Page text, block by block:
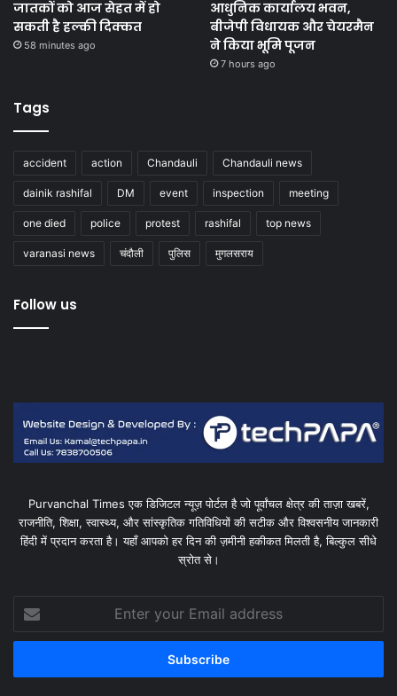
जातकों को आज सेहत में हो
सकती है हल्की दिक्कत
58 minutes ago
आधुनिक कार्यालय भवन,
बीजेपी विधायक और चेयरमैन
ने किया भूमि पूजन
7 hours ago
Tags
accident action Chandauli Chandauli news
dainik rashifal DM event inspection meeting
one died police protest rashifal top news
varanasi news चंदौली पुलिस मुगलसराय
Follow us
Purvanchal Times एक डिजिटल न्यूज़ पोर्टल है जो पूर्वांचल क्षेत्र की ताज़ा खबरें,
राजनीति, शिक्षा, स्वास्थ्य, और सांस्कृतिक गतिविधियों की सटीक और विश्वसनीय जानकारी
हिंदी में प्रदान करता है। यहाँ आपको हर दिन की ज़मीनी हकीकत मिलती है, बिल्कुल सीधे
स्रोत से।
Enter
your
Email